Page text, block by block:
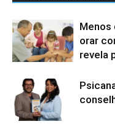
Menos
orar
revela